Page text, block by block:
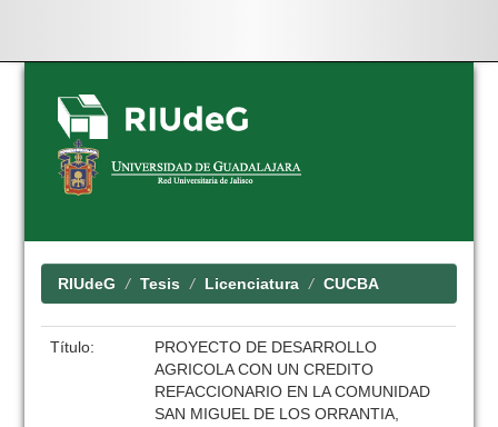
Skip
navigation
RIUdeG Tesis Licenciatura CUCBA
Título:
PROYECTO DE DESARROLLO
AGRICOLA CON UN CREDITO
REFACCIONARIO EN LA COMUNIDAD
SAN MIGUEL DE LOS ORRANTIA,